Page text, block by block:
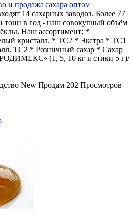
и продажа сахара оптом
14 сахарных заводов. Более 77
тонн в год - наш совокупный объём
Наш ассортимент: *
кристалл. * ТС2 * Экстра * ТС1
ТС2 * Розничный сахар * Сахар
(1, 5, 10 кг и стики 5 г)/
New Продам 202 Просмотров